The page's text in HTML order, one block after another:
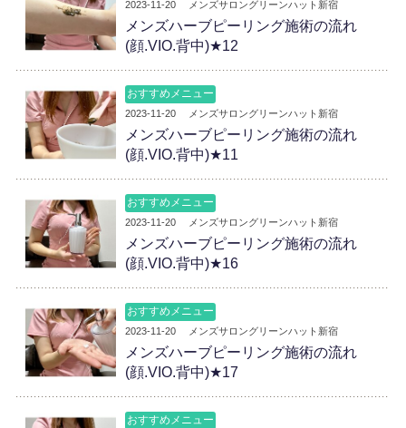
2023-11-20 メンズサロングリーンハット新宿
メンズハーブピーリング施術の流れ
(顔.VIO.背中)★12
おすすめメニュー
2023-11-20 メンズサロングリーンハット新宿
メンズハーブピーリング施術の流れ
(顔.VIO.背中)★11
おすすめメニュー
2023-11-20 メンズサロングリーンハット新宿
メンズハーブピーリング施術の流れ
(顔.VIO.背中)★16
おすすめメニュー
2023-11-20 メンズサロングリーンハット新宿
メンズハーブピーリング施術の流れ
(顔.VIO.背中)★17
おすすめメニュー